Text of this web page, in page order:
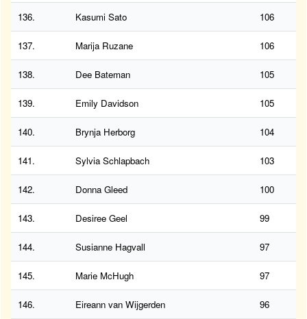
136. Kasumi Sato 106
137. Marija Ruzane 106
138. Dee Bateman 105
139. Emily Davidson 105
140. Brynja Herborg 104
141. Sylvia Schlapbach 103
142. Donna Gleed 100
143. Desiree Geel 99
144. Susianne Hagvall 97
145. Marie McHugh 97
146. Eireann van Wijgerden 96